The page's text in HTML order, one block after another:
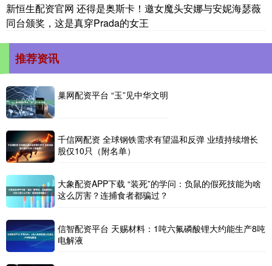
新恒生配资官网 还得是奥斯卡！邀女魔头安娜与安妮海瑟薇
同台颁奖，这是真穿Prada的女王
推荐资讯
巢网配资平台 “玉”见中华文明
千信网配资 全球钢铁需求有望温和反弹 业绩持续增长
股仅10只（附名单）
大象配资APP下载 “装死”的学问：负鼠的假死技能为啥
这么厉害？连捕食者都骗过？
信智配资平台 天赐材料：1吨六氟磷酸锂大约能生产8吨
电解液